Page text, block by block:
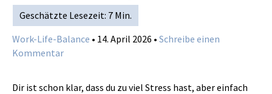
Work-Life-Balance • 14. April 2026 • Schreibe einen
Kommentar
Dir ist schon klar, dass du zu viel Stress hast, aber einfach